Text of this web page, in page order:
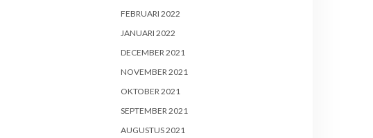
FEBRUARI 2022
JANUARI 2022
DECEMBER 2021
NOVEMBER 2021
OKTOBER 2021
SEPTEMBER 2021
AUGUSTUS 2021